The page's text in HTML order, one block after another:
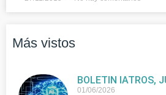
Más vistos
BOLETIN IATROS,
01/06/2026